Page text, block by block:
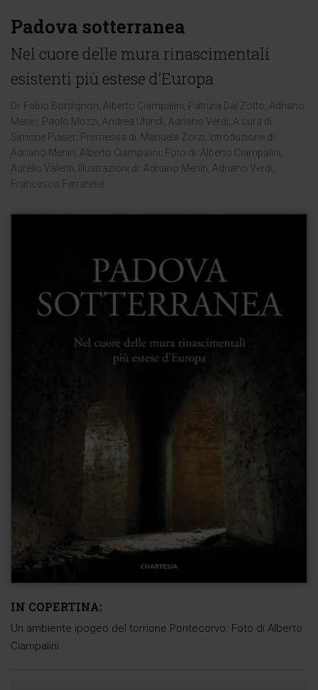
Padova sotterranea
Nel cuore delle mura rinascimentali
esistenti più estese d’Europa
Di: Fabio Bordignon Alberto Ciampalini Patrizia Dal Zotto Adriano
Menin Paolo Mozzi Andrea Ulandi Adriano Verdi ; A cura di:
Simone Piaser ; Premessa di: Manuela Zorzi ; Introduzione di:
Adriano Menin Alberto Ciampalini ; Foto di: Alberto Ciampalini
Aurelio Valenti ; Illustrazioni di: Adriano Menin Adriano Verdi
Francesco Ferrarese
IN COPERTINA:
Un ambiente ipogeo del torrione Pontecorvo. Foto di Alberto
Ciampalini